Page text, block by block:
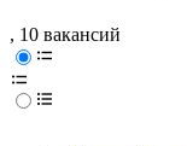
, 10 вакансий